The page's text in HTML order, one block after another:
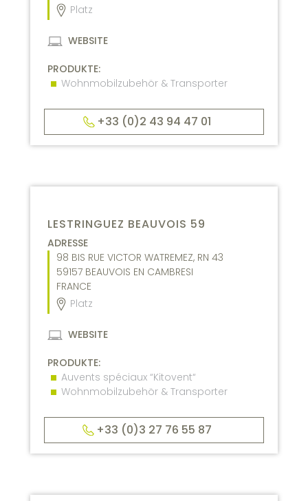
Platz
WEBSITE
PRODUKTE:
Wohnmobilzubehör & Transporter
+33 (0)2 43 94 47 01
LESTRINGUEZ BEAUVOIS 59
ADRESSE
98 BIS RUE VICTOR WATREMEZ, RN 43
59157 BEAUVOIS EN CAMBRESI
FRANCE
Platz
WEBSITE
PRODUKTE:
Auvents spéciaux “Kitovent“
Wohnmobilzubehör & Transporter
+33 (0)3 27 76 55 87